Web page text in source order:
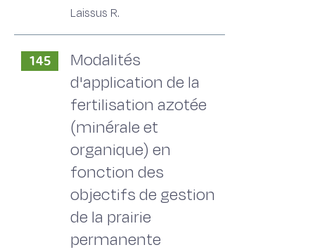
Laissus R.
145
Modalités
d'application de la
fertilisation azotée
(minérale et
organique) en
fonction des
objectifs de gestion
de la prairie
permanente